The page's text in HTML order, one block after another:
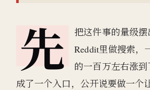
先
把这件事的量级
Reddit里做搜索，
的一百万左右涨
成了一个入口，公开说要做一个